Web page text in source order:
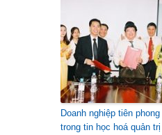
Doanh nghiệp tiên phong
trong tin học hoá quản trị